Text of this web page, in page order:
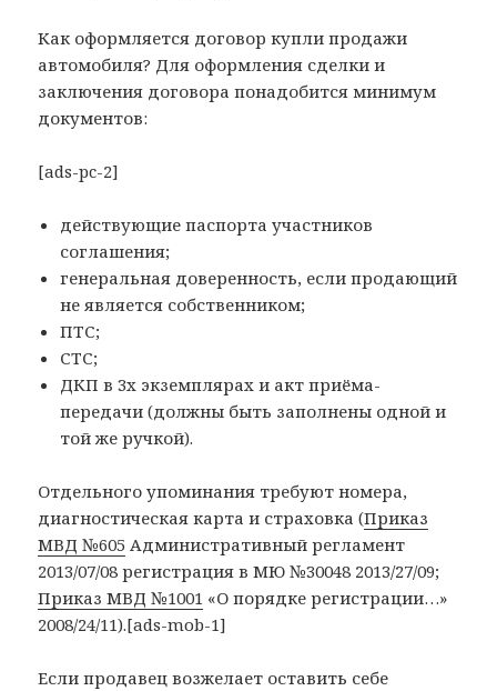
Как оформляется договор купли продажи
автомобиля? Для оформления сделки и
заключения договора понадобится минимум
документов:
[ads-pc-2]
действующие паспорта участников
соглашения;
генеральная доверенность, если продающий
не является собственником;
ПТС;
СТС;
ДКП в 3х экземплярах и акт приёма-
передачи (должны быть заполнены одной и
той же ручкой).
Отдельного упоминания требуют номера,
диагностическая карта и страховка (Приказ
МВД №605 Административный регламент
2013/07/08 регистрация в МЮ №30048 2013/27/09;
Приказ МВД №1001 «О порядке регистрации…»
2008/24/11).[ads-mob-1]
Если продавец возжелает оставить себе